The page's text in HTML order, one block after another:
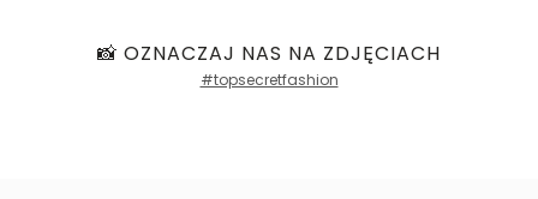
📸 OZNACZAJ NAS NA ZDJĘCIACH
#topsecretfashion